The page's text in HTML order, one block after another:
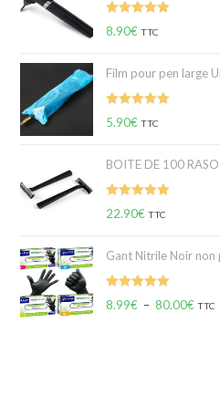
Note5.00
8.90€ TTC
Film pour pen large
Note5.00
5.90€ TTC
BOITE DE 100
Note5.00
22.90€ TTC
Gant Nitrile Noir non
Note5.00
8.99€ – 80.00€ TTC